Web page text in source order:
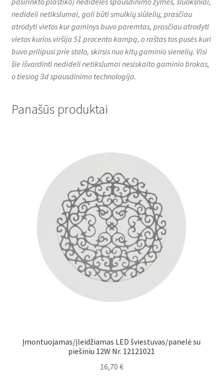
nedideli netikslumai, gali būti smulkių siūlelių, prasčiau
atrodyti vietos kur gaminys buvo paremtas, prasčiau atrodyti
vietos kurios viršija 51 procento kampą, o raštas tos pusės kuri
buvo prilipusi prie stalo, skirsis nuo kitų gaminio sienelių. Visi
šie išvardinti nedideli netikslumai nesiskaito gaminio brokas,
o tiesiog 3d spausdinimo technologija.
Panašūs produktai
Įmontuojamas/įleidžiamas LED šviestuvas/panelė su
piešiniu 12W Nr. 12121021
16,70 €